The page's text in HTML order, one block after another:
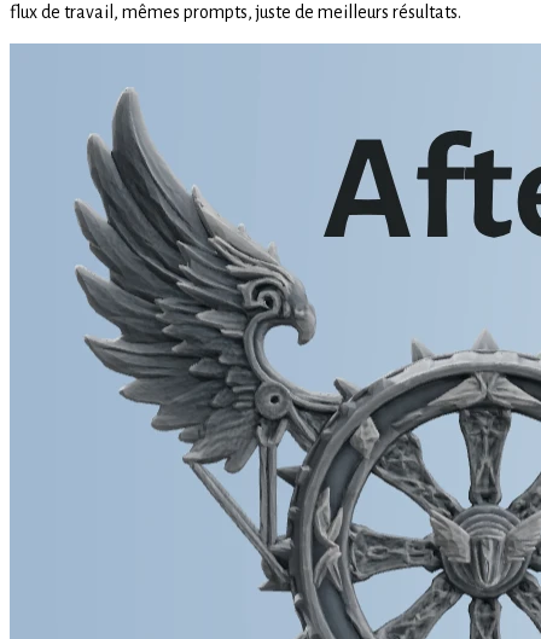
flux de travail, mêmes prompts, juste de meilleurs résultats.